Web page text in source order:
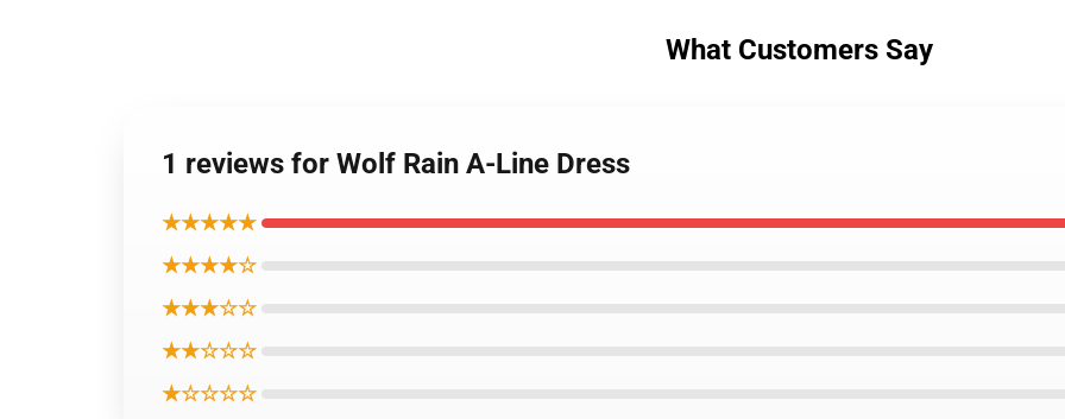
What Customers Say
1 reviews for Wolf Rain A-Line Dress
★★★★★
★★★★☆
★★★☆☆
★★☆☆☆
★☆☆☆☆